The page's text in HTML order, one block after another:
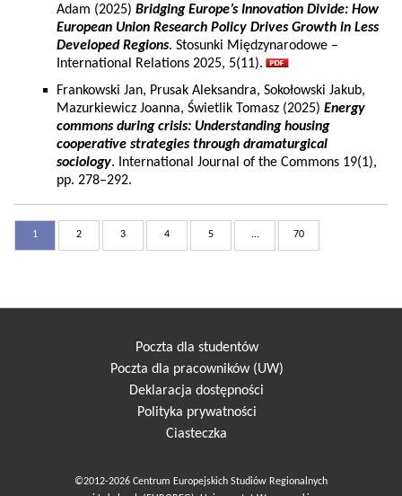
Adam (2025) Bridging Europe’s Innovation Divide: How
European Union Research Policy Drives Growth in Less
Developed Regions. Stosunki Międzynarodowe –
International Relations 2025, 5(11).
Frankowski Jan, Prusak Aleksandra, Sokołowski Jakub,
Mazurkiewicz Joanna, Świetlik Tomasz (2025) Energy
commons during crisis: Understanding housing
cooperative strategies through dramaturgical
sociology. International Journal of the Commons 19(1),
pp. 278–292.
1 2 3 4 5 ... 70
Poczta dla studentów
Poczta dla pracowników (UW)
Deklaracja dostępności
Polityka prywatności
Ciasteczka
©2012-2026 Centrum Europejskich Studiów Regionalnych